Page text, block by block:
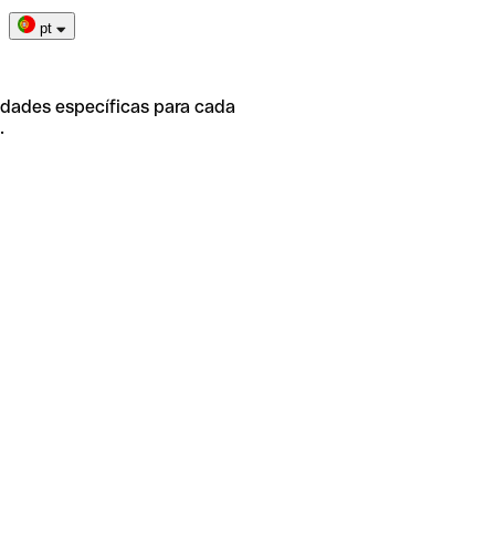
pt
específicas para cada